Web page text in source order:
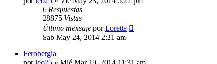
6 Respuestas
28875 Vistas
Último mensaje porLorette
Sab May 24, 2014 2:21 am
Ferobergia